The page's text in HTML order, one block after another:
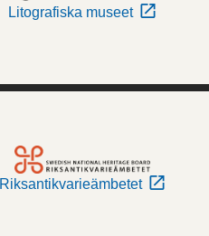
Litografiska museet
Riksantikvarieämbetet